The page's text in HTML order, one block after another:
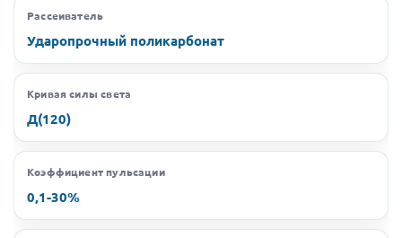
Рассеиватель
Ударопрочный поликарбонат
Кривая силы света
Д(120)
Коэффициент пульсации
0,1-30%